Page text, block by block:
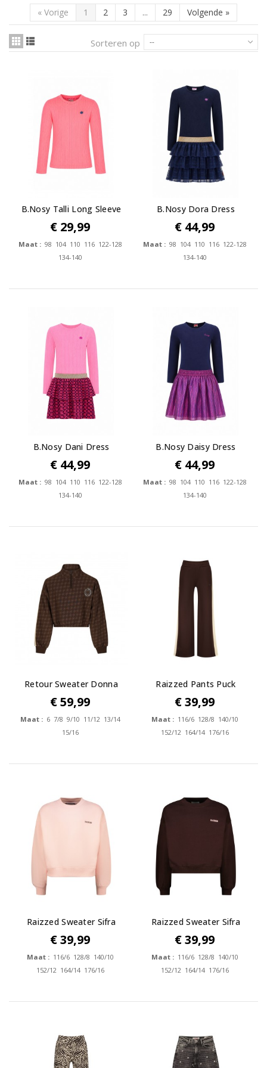
« Vorige 1 2 3 ... 29 Volgende »
Sorteren op --
B.Nosy Talli Long Sleeve
€ 29,99
Maat : 98 104 110 116 122-128
134-140
B.Nosy Dora Dress
€ 44,99
Maat : 98 104 110 116 122-128
134-140
B.Nosy Dani Dress
€ 44,99
Maat : 98 104 110 116 122-128
134-140
B.Nosy Daisy Dress
€ 44,99
Maat : 98 104 110 116 122-128
134-140
Retour Sweater Donna
€ 59,99
Maat : 6 7/8 9/10 11/12 13/14
15/16
Raizzed Pants Puck
€ 39,99
Maat : 116/6 128/8 140/10
152/12 164/14 176/16
Raizzed Sweater Sifra
€ 39,99
Maat : 116/6 128/8 140/10
152/12 164/14 176/16
Raizzed Sweater Sifra
€ 39,99
Maat : 116/6 128/8 140/10
152/12 164/14 176/16